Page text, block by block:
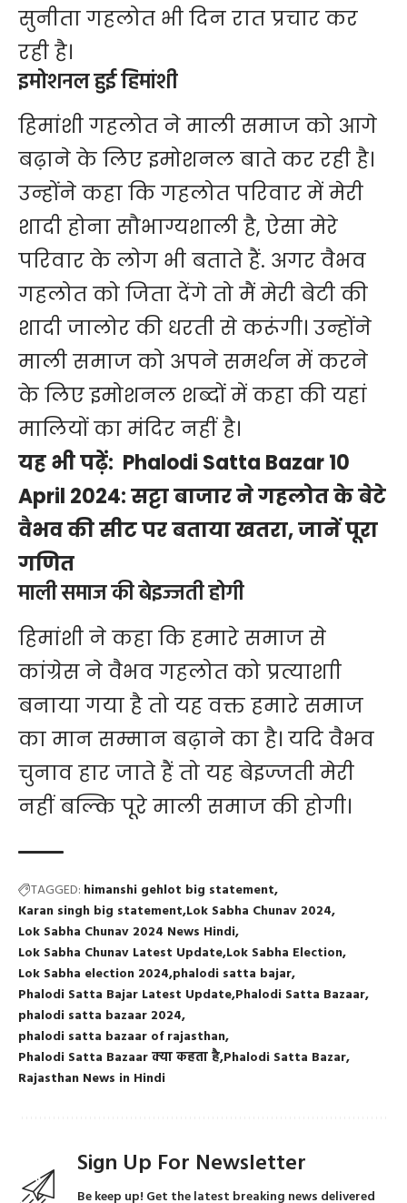
सुनीता गहलोत भी दिन रात प्रचार कर
रही है।
इमोशनल हुई हिमांशी
हिमांशी गहलोत ने माली समाज को आगे
बढ़ाने के लिए इमोशनल बाते कर रही है।
उन्होंने कहा कि गहलोत परिवार में मेरी
शादी होना सौभाग्यशाली है, ऐसा मेरे
परिवार के लोग भी बताते हैं. अगर वैभव
गहलोत को जिता देंगे तो मैं मेरी बेटी की
शादी जालोर की धरती से करूंगी। उन्होंने
माली समाज को अपने समर्थन में करने
के लिए इमोशनल शब्दों में कहा की यहां
मालियों का मंदिर नहीं है।
यह भी पढ़ें: Phalodi Satta Bazar 10
April 2024: सट्टा बाजार ने गहलोत के बेटे
वैभव की सीट पर बताया खतरा, जानें पूरा
गणित
माली समाज की बेइज्जती होगी
हिमांशी ने कहा कि हमारे समाज से
कांग्रेस ने वैभव गहलोत को प्रत्याशाी
बनाया गया है तो यह वक्त हमारे समाज
का मान सम्मान बढ़ाने का है। यदि वैभव
चुनाव हार जाते हैं तो यह बेइज्जती मेरी
नहीं बल्कि पूरे माली समाज की होगी।
TAGGED: himanshi gehlot big statement
Karan singh big statement Lok Sabha Chunav 2024
Lok Sabha Chunav 2024 News Hindi
Lok Sabha Chunav Latest Update Lok Sabha Election
Lok Sabha election 2024 phalodi satta bajar
Phalodi Satta Bajar Latest Update Phalodi Satta Bazaar
phalodi satta bazaar 2024
phalodi satta bazaar of rajasthan
Phalodi Satta Bazaar क्या कहता है Phalodi Satta Bazar
Rajasthan News in Hindi
Sign Up For Newsletter
Be keep up! Get the latest breaking news delivered